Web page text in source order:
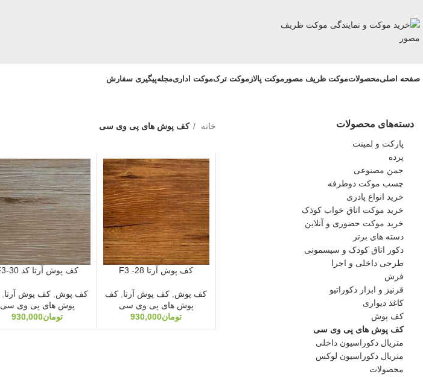
صفحه اصلیمحصولاتموکت ظریف مصور موکت پالاز موکت ترکموکت اداریمجلهپیگیری سفارش
دسته‌های محصولات
پارکت و لمینت
پرده
جمن مصنوعی
چسب موکت دوطرفه
خرید انواع پادری
خرید موکت اتاق خواب کوذک
خرید موکت حضوری و آنلاین
دسته های برتر
دکور اتاق کودک و سیسمونی
طرحی داخلی و اجرا
فرش
قرنیز و ابزار دکوراتیو
کاغذ دیواری
کف پوش
کف پوش های پی وی سی
متریال دکوراسیون داخلی
متریال دکوراسیون لوکس
محصولات
خانه کف پوش های پی وی سی
کف پوش آرتا F3 -28
کف پوش کف پوش آرتا کف
پوش های پی وی سی
تومان930,000
کف پوش آرتا کد F3-30
کف پوش کف پوش آرتا
پوش های پی وی سی
تومان930,000